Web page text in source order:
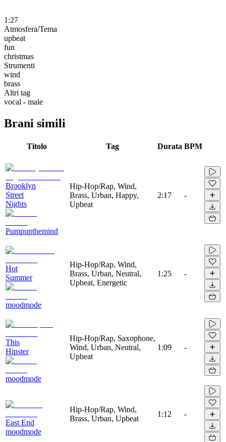
1:27
Atmosfera/Tema
upbeat
fun
christmas
Strumenti
wind
brass
Altri tag
vocal - male
Brani simili
Titolo Tag Durata BPM
Brooklyn
Street
Nights
Pumpupthemind
Hip-Hop/Rap, Wind,
Brass, Urban, Happy,
Upbeat
2:17 -
Hot
Summer
moodmode
Hip-Hop/Rap, Wind,
Brass, Urban, Neutral,
Upbeat, Energetic
1:25 -
This
Hipster
moodmode
Hip-Hop/Rap, Saxophone,
Wind, Urban, Neutral,
Upbeat
1:09 -
East End
moodmode
Hip-Hop/Rap, Wind,
Brass, Urban, Upbeat
1:12 -